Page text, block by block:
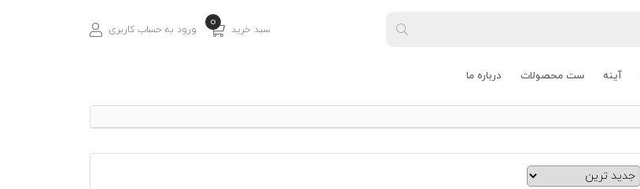
سبد خرید 0 ورود به حساب کاربری
آینه ست محصولات درباره ما